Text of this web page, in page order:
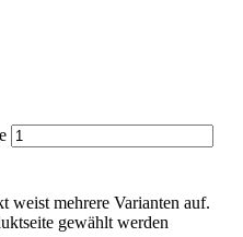
weist mehrere Varianten auf.
gewählt werden